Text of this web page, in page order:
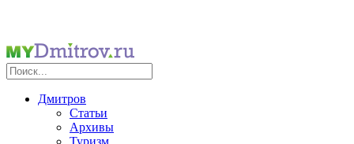
Дмитров
Статьи
Архивы
Туризм